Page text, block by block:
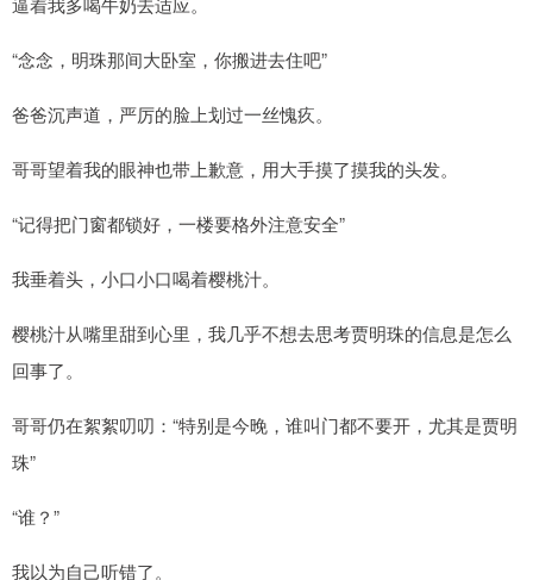
“念念，明珠那间大卧室，你搬进去住吧”
爸爸沉声道，严厉的脸上划过一丝愧疚。
哥哥望着我的眼神也带上歉意，用大手摸了摸我的头发。
“记得把门窗都锁好，一楼要格外注意安全”
我垂着头，小口小口喝着樱桃汁。
樱桃汁从嘴里甜到心里，我几乎不想去思考贾明珠的信息是怎么
回事了。
哥哥仍在絮絮叨叨：“特别是今晚，谁叫门都不要开，尤其是贾明
珠”
“谁？”
我以为自己听错了。